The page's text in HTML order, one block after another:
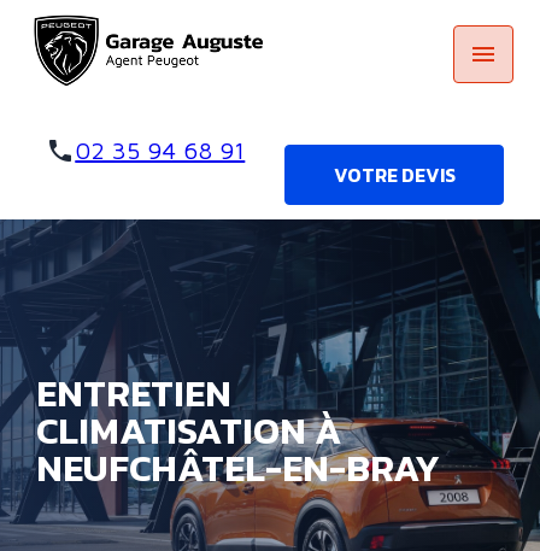
menu
phone02 35 94 68 91
VOTRE DEVIS
ENTRETIEN
CLIMATISATION À
NEUFCHÂTEL-EN-BRAY
Panneau de gestion des cookies